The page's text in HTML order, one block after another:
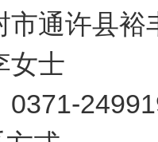
市通许县
女士
0371-